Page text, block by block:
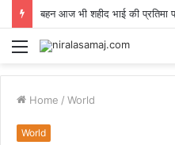
Menu
Home / World
World